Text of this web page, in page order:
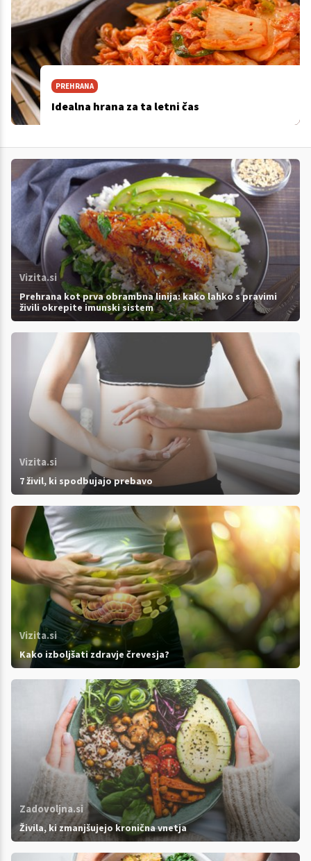
PREHRANA
Idealna hrana za ta letni čas
Vizita.si
Prehrana kot prva obrambna linija: kako lahko s pravimi
živili okrepite imunski sistem
Vizita.si
7 živil, ki spodbujajo prebavo
Vizita.si
Kako izboljšati zdravje črevesja?
Zadovoljna.si
Živila, ki zmanjšujejo kronična vnetja